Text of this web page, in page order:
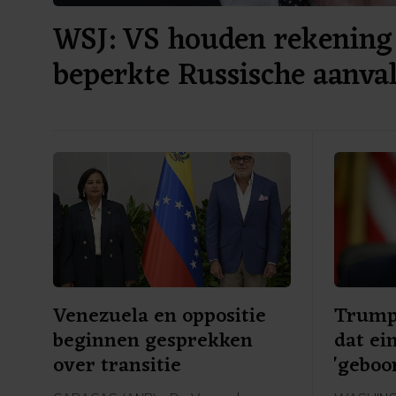
WSJ: VS houden
beperkte Russische
Venezuela en oppositie
beginnen gesprekken
over transitie
dat